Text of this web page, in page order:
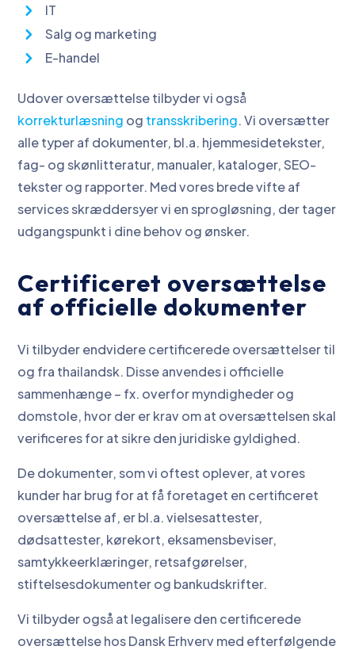
IT
Salg og marketing
E-handel
Udover oversættelse tilbyder vi også
korrekturlæsning og transskribering. Vi oversætter
alle typer af dokumenter, bl.a. hjemmesidetekster,
fag- og skønlitteratur, manualer, kataloger, SEO-
tekster og rapporter. Med vores brede vifte af
services skræddersyer vi en sprogløsning, der tager
udgangspunkt i dine behov og ønsker.
Certificeret oversættelse
af officielle dokumenter
Vi tilbyder endvidere certificerede oversættelser til
og fra thailandsk. Disse anvendes i officielle
sammenhænge – fx. overfor myndigheder og
domstole, hvor der er krav om at oversættelsen skal
verificeres for at sikre den juridiske gyldighed.
De dokumenter, som vi oftest oplever, at vores
kunder har brug for at få foretaget en certificeret
oversættelse af, er bl.a. vielsesattester,
dødsattester, kørekort, eksamensbeviser,
samtykkeerklæringer, retsafgørelser,
stiftelsesdokumenter og bankudskrifter.
Vi tilbyder også at legalisere den certificerede
oversættelse hos Dansk Erhverv med efterfølgende